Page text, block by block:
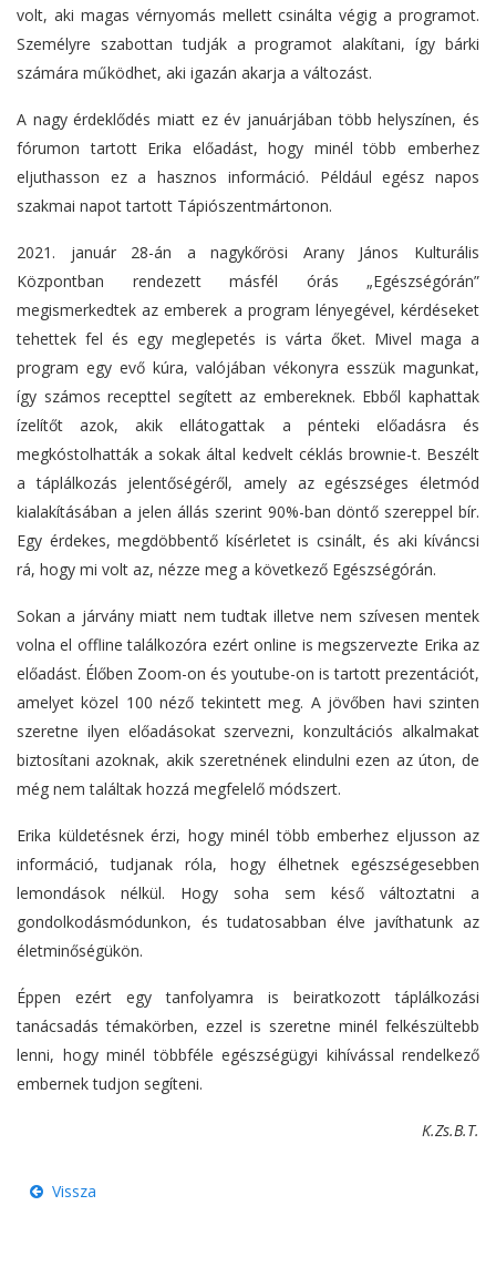
volt, aki magas vérnyomás mellett csinálta végig a programot.
Személyre szabottan tudják a programot alakítani, így bárki
számára működhet, aki igazán akarja a változást.
A nagy érdeklődés miatt ez év januárjában több helyszínen, és
fórumon tartott Erika előadást, hogy minél több emberhez
eljuthasson ez a hasznos információ. Például egész napos
szakmai napot tartott Tápiószentmártonon.
2021. január 28-án a nagykőrösi Arany János Kulturális
Központban rendezett másfél órás „Egészségórán”
megismerkedtek az emberek a program lényegével, kérdéseket
tehettek fel és egy meglepetés is várta őket. Mivel maga a
program egy evő kúra, valójában vékonyra esszük magunkat,
így számos recepttel segített az embereknek. Ebből kaphattak
ízelítőt azok, akik ellátogattak a pénteki előadásra és
megkóstolhatták a sokak által kedvelt céklás brownie-t. Beszélt
a táplálkozás jelentőségéről, amely az egészséges életmód
kialakításában a jelen állás szerint 90%-ban döntő szereppel bír.
Egy érdekes, megdöbbentő kísérletet is csinált, és aki kíváncsi
rá, hogy mi volt az, nézze meg a következő Egészségórán.
Sokan a járvány miatt nem tudtak illetve nem szívesen mentek
volna el offline találkozóra ezért online is megszervezte Erika az
előadást. Élőben Zoom-on és youtube-on is tartott prezentációt,
amelyet közel 100 néző tekintett meg. A jövőben havi szinten
szeretne ilyen előadásokat szervezni, konzultációs alkalmakat
biztosítani azoknak, akik szeretnének elindulni ezen az úton, de
még nem találtak hozzá megfelelő módszert.
Erika küldetésnek érzi, hogy minél több emberhez eljusson az
információ, tudjanak róla, hogy élhetnek egészségesebben
lemondások nélkül. Hogy soha sem késő változtatni a
gondolkodásmódunkon, és tudatosabban élve javíthatunk az
életminőségükön.
Éppen ezért egy tanfolyamra is beiratkozott táplálkozási
tanácsadás témakörben, ezzel is szeretne minél felkészültebb
lenni, hogy minél többféle egészségügyi kihívással rendelkező
embernek tudjon segíteni.
K.Zs.B.T.
Vissza